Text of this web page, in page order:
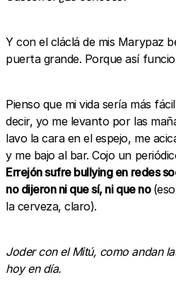
Y con el cláclá de mis Marypaz
puerta grande. Porque así
Pienso que mi vida sería más
decir, yo me levanto por las
lavo la cara en el espejo, me
y me bajo al bar. Cojo un
Errejón sufre bullying en redes
no dijeron ni que sí, ni que no
la cerveza, claro).
Joder con el Mitú, como andan
hoy en día.